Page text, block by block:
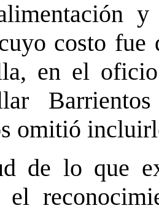
costo fue
en el
omitió
de lo que
el